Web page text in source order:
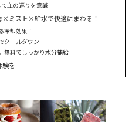
て血の巡りを意識
×ミスト×給水で快適にまわる！
冷却効果！
クールダウン
無料でしっかり水分補給
験を